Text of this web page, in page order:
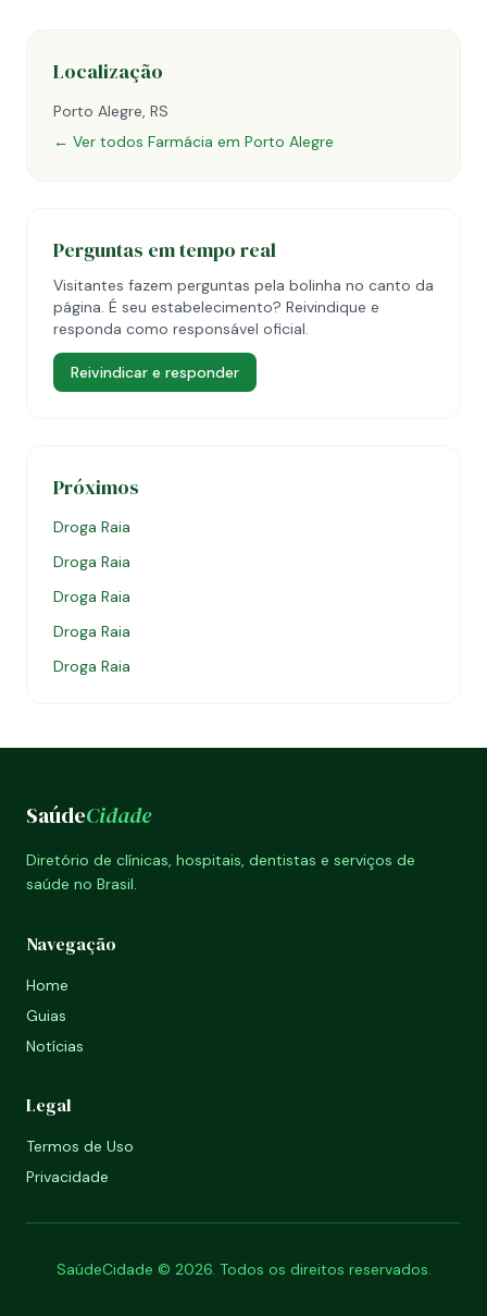
Localização
Porto Alegre, RS
← Ver todos Farmácia em Porto Alegre
Perguntas em tempo real
Visitantes fazem perguntas pela bolinha no canto da
página. É seu estabelecimento? Reivindique e
responda como responsável oficial.
Reivindicar e responder
Próximos
Droga Raia
Droga Raia
Droga Raia
Droga Raia
Droga Raia
SaúdeCidade
Diretório de clínicas, hospitais, dentistas e serviços de
saúde no Brasil.
Navegação
Home
Guias
Notícias
Legal
Termos de Uso
Privacidade
SaúdeCidade © 2026. Todos os direitos reservados.